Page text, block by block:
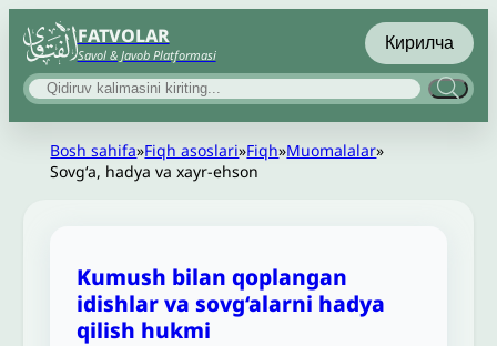
FATVOLAR
Savol & Javob Platformasi
Кирилча
Bosh sahifa»Fiqh asoslari»Fiqh»Muomalalar»
Sovgʻa, hadya va xayr-ehson
Kumush bilan qoplangan
idishlar va sovg‘alarni hadya
qilish hukmi